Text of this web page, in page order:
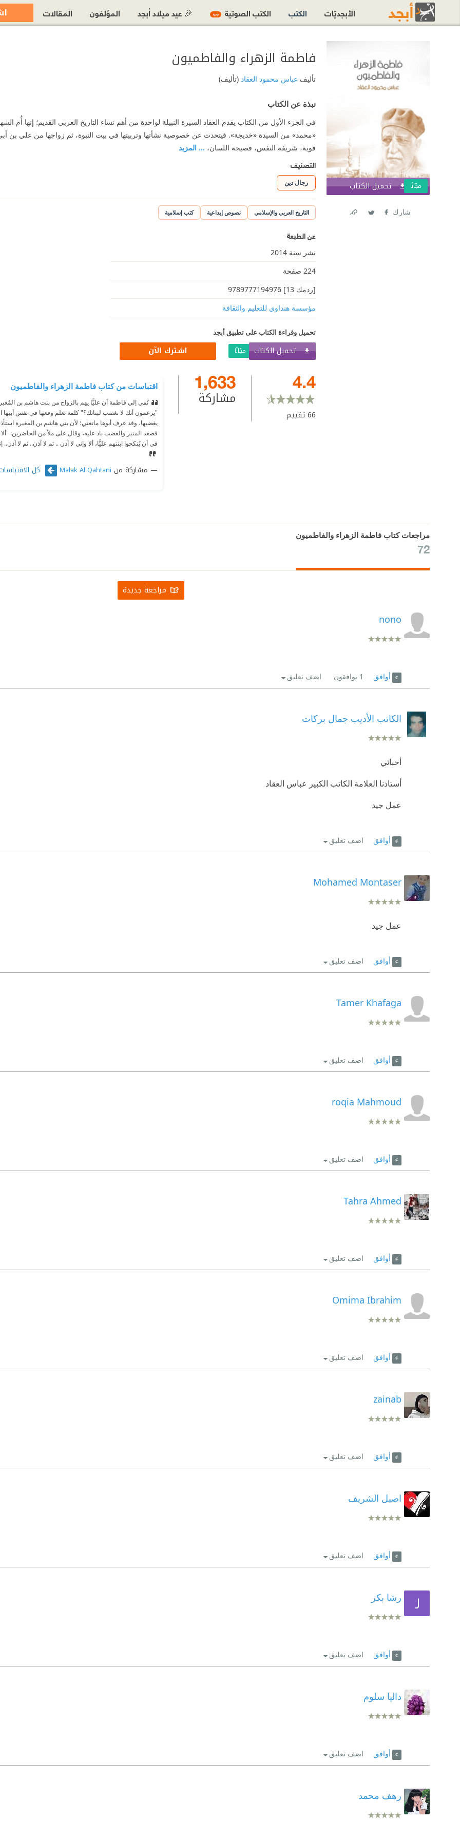
تحميل الكتاب مجّانًا
شارك
فاطمة الزهراء والفاطميون
تأليف عباس محمود العقاد(تأليف)
نبذة عن الكتاب
في الجزء الأول من الكتاب يقدم العقاد السيرة النبيلة لواحدة من أهم نساء التاريخ العربي القديم؛ إنها أُم
«محمد» من السيدة «خديجة». فيتحدث عن خصوصية نشأتها وتربيتها في بيت النبوة، ثم زواجها من علي بن
قوية، شريفة النفس، فصيحة اللسان، ... المزيد
التصنيف
رجال دين
التاريخ العربي والإسلامي نصوص إبداعية كتب إسلامية
عن الطبعة
نشر سنة 2014
224 صفحة
[ردمك 13] 9789777194976
مؤسسة هنداوي للتعليم والثقافة
تحميل وقراءة الكتاب على تطبيق أبجد
تحميل الكتاب مجّانًا اشترك الآن
4.4
66تقييم
1,633
مشاركة
اقتباسات من كتاب فاطمة الزهراء والفاطميون
نُمي إلي فاطمة أن عليًّا يهم بالزواج من بنت هاشم بن
"يزعمون أنك لا تغضب لبناتك؟"كلمة تعلم وقعها في نفس
يغضبها، وقد عرف أبوها ماتعني؛ لأن بني هاشم بن المغيرة
فصعد المنبر والعضب باد عليه، وقال على ملأ من الحاضرين:
في أن يُنكحوا ابنتهم عليًّا، ألا وإني لا آذن .. ثم لا آذن.. ثم لا
مشاركة من Malak Al Qahtani كل
مراجعات كتاب فاطمة الزهراء والفاطميون
72
مراجعة جديدة
nono
أوافق 1 يوافقون اضف تعليق
الكاتب الأديب جمال بركات
أحبائي
أستاذنا العلامة الكاتب الكبير عباس العقاد
عمل جيد
أوافق اضف تعليق
Mohamed Montaser
عمل جيد
أوافق اضف تعليق
Tamer Khafaga
أوافق اضف تعليق
roqia Mahmoud
أوافق اضف تعليق
Tahra Ahmed
أوافق اضف تعليق
Omima Ibrahim
أوافق اضف تعليق
zainab
أوافق اضف تعليق
اصيل الشريف
أوافق اضف تعليق
رشا بكر
أوافق اضف تعليق
داليا سلوم
أوافق اضف تعليق
رهف محمد
الأبجديّات الكتب الكتب الصوتية جديد 🎉 عيد ميلاد أبجد المؤلفون المقالات